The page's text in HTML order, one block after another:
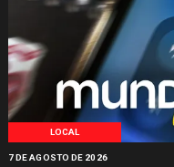
LOCAL
7 DE AGOSTO DE 2026